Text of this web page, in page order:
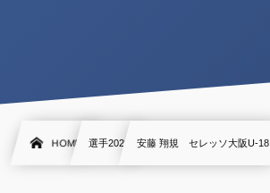
HOME 選手2022 安藤 翔規 セレッソ大阪U-18